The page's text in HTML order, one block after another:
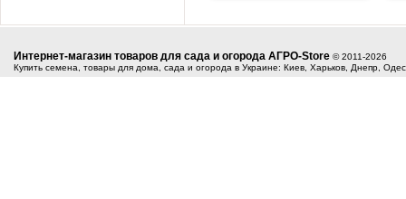
Интернет-магазин товаров для сада и огорода АГРО-Store © 2011-2026
Купить семена, товары для дома, сада и огорода в Украине: Киев, Харьков, Днепр,